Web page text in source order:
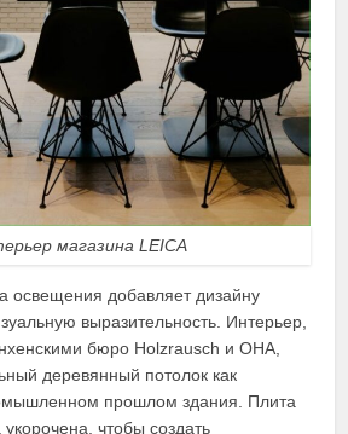
магазина LEICA
освещения добавляет дизайну
выразительность. Интерьер,
бюро Holzrausch и OHA,
деревянный потолок как
прошлом здания. Плита
чтобы создать